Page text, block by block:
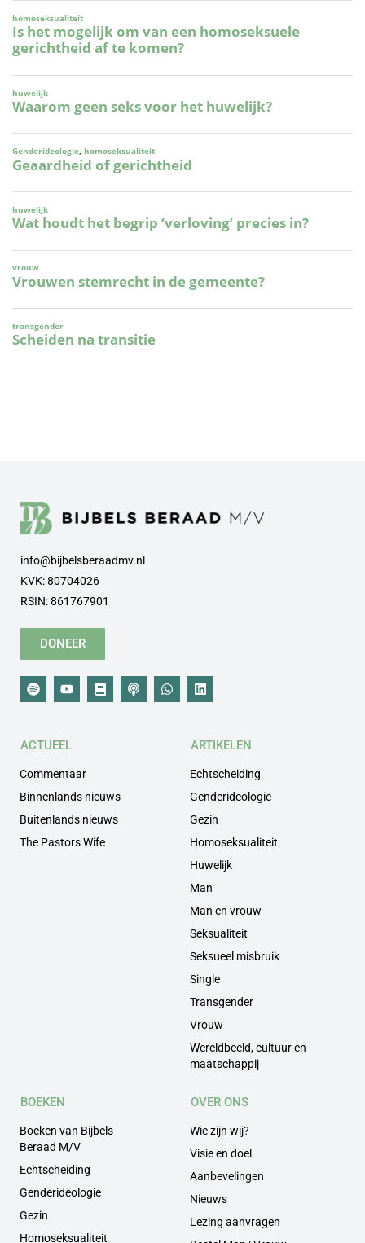
info@bijbelsberaadmv.nl
KVK: 80704026
RSIN: 861767901
DONEER
ACTUEEL
Commentaar
Binnenlands nieuws
Buitenlands nieuws
The Pastors Wife
ARTIKELEN
Echtscheiding
Genderideologie
Gezin
Homoseksualiteit
Huwelijk
Man
Man en vrouw
Seksualiteit
Seksueel misbruik
Single
Transgender
Vrouw
Wereldbeeld, cultuur en
maatschappij
BOEKEN
Boeken van Bijbels
Beraad M/V
Echtscheiding
Genderideologie
Gezin
Homoseksualiteit
OVER ONS
Wie zijn wij?
Visie en doel
Aanbevelingen
Nieuws
Lezing aanvragen